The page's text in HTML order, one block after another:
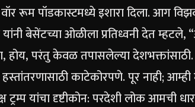
रूम पॉडकास्टमध्ये इशारा दिला.आग
यांनी बेसेंटच्या ओळीला प्रतिध्वनी देत
होय, परंतु केवळ तपासलेल्या देशभक्तांसाठी.
काटेकोरपणे. पूर नाही;
ट्रम्प यांचा दृष्टीकोन: परदेशी लोक आमची